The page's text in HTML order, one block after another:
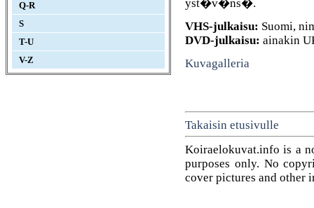
Q-R
S
T-U
V-Z
VHS-julkaisu: Suomi,
DVD-julkaisu: ainakin
Kuvagalleria
Takaisin etusivulle
Koiraelokuvat.info is a
purposes only. No
cover pictures and other